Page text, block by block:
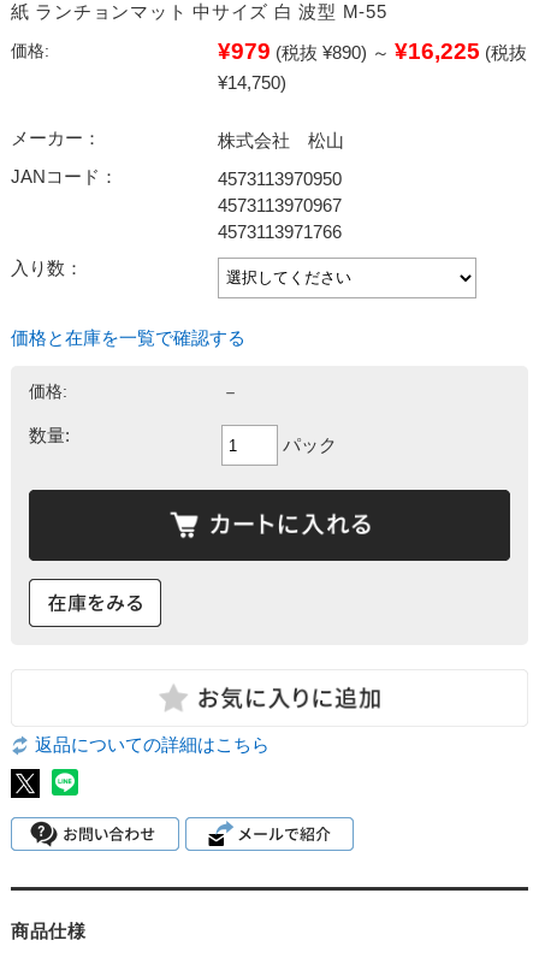
紙 ランチョンマット 中サイズ 白 波型 M-55
価格: ¥979 (税抜 ¥890) ～ ¥16,225 (税抜
¥14,750)
メーカー：
株式会社 松山
JANコード：
4573113970950
4573113970967
4573113971766
入り数：
価格と在庫を一覧で確認する
価格: －
数量: パック
返品についての詳細はこちら
商品仕様